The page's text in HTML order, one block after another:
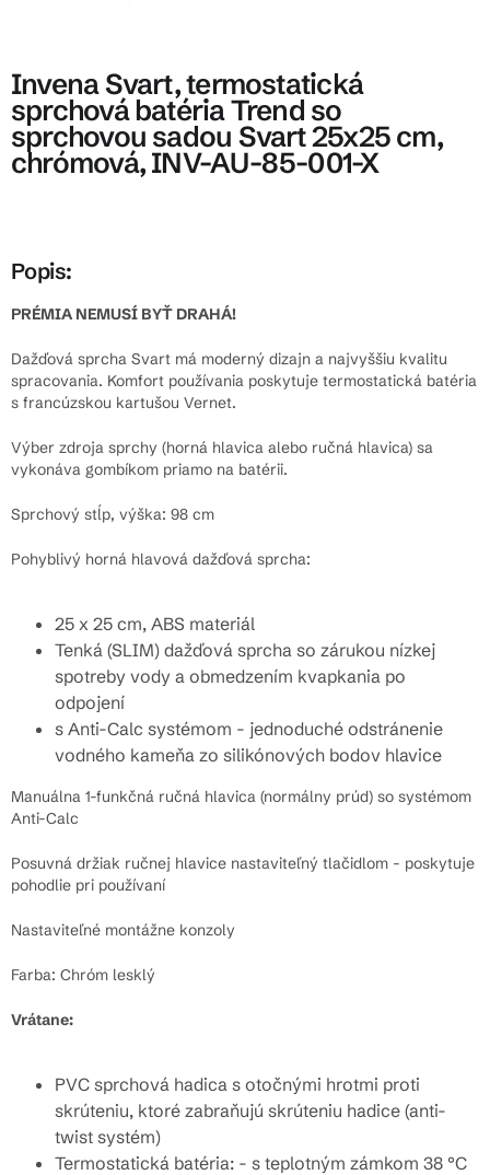
Invena Svart, termostatická
sprchová batéria Trend so
sprchovou sadou Svart 25x25 cm,
chrómová, INV-AU-85-001-X
Popis:
PRÉMIA NEMUSÍ BYŤ DRAHÁ!
Dažďová sprcha Svart má moderný dizajn a najvyššiu kvalitu
spracovania. Komfort používania poskytuje termostatická batéria
s francúzskou kartušou Vernet.
Výber zdroja sprchy (horná hlavica alebo ručná hlavica) sa
vykonáva gombíkom priamo na batérii.
Sprchový stĺp, výška: 98 cm
Pohyblivý horná hlavová dažďová sprcha:
25 x 25 cm, ABS materiál
Tenká (SLIM) dažďová sprcha so zárukou nízkej
spotreby vody a obmedzením kvapkania po
odpojení
s Anti-Calc systémom - jednoduché odstránenie
vodného kameňa zo silikónových bodov hlavice
Manuálna 1-funkčná ručná hlavica (normálny prúd) so systémom
Anti-Calc
Posuvná držiak ručnej hlavice nastaviteľný tlačidlom - poskytuje
pohodlie pri používaní
Nastaviteľné montážne konzoly
Farba: Chróm lesklý
Vrátane:
PVC sprchová hadica s otočnými hrotmi proti
skrúteniu, ktoré zabraňujú skrúteniu hadice (anti-
twist systém)
Termostatická batéria: - s teplotným zámkom 38 °C